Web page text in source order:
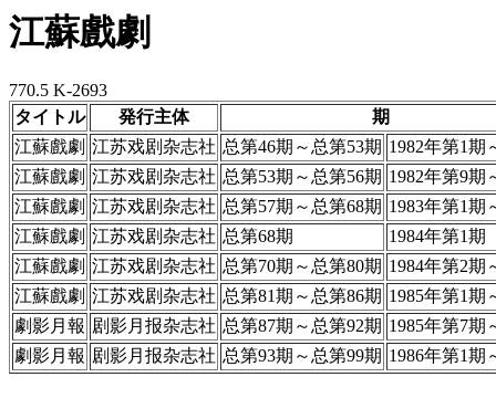
江蘇戲劇
770.5 K-2693
タイトル
発行主体
期
江蘇戲劇 江苏戏剧杂志社 总第46期～总第53期 1982年第1期
江蘇戲劇 江苏戏剧杂志社 总第53期～总第56期 1982年第9期
江蘇戲劇 江苏戏剧杂志社 总第57期～总第68期 1983年第1期
江蘇戲劇 江苏戏剧杂志社 总第68期
1984年第1期
江蘇戲劇 江苏戏剧杂志社 总第70期～总第80期 1984年第2期
江蘇戲劇 江苏戏剧杂志社 总第81期～总第86期 1985年第1期
劇影月報 剧影月报杂志社 总第87期～总第92期 1985年第7期
劇影月報 剧影月报杂志社 总第93期～总第99期 1986年第1期